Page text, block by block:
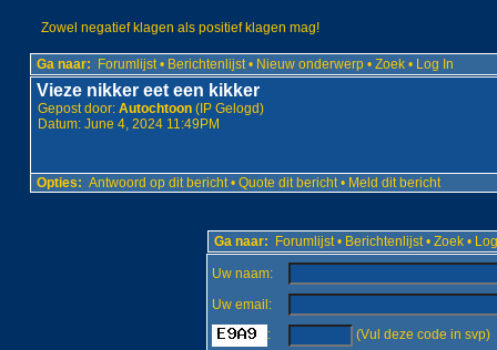
Zowel negatief klagen als positief klagen mag!
Ga naar: Forumlijst • Berichtenlijst • Nieuw onderwerp • Zoek • Log In
Vieze nikker eet een kikker
Gepost door:Autochtoon (IP Gelogd)
Datum: June 4, 2024 11:49PM
Opties: Antwoord op dit bericht • Quote dit bericht • Meld dit bericht
Ga naar: Forumlijst • Berichtenlijst • Zoek •
Uw naam:
Uw email:
:
(Vul deze code in svp)